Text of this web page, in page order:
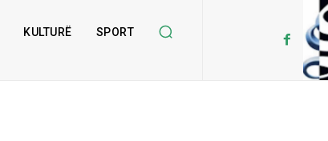
KULTURË SPORT